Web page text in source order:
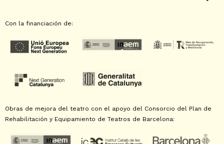
Con la financiación de:
Obras de mejora del teatro con el apoyo del Consorcio del Plan de
Rehabilitación y Equipamiento de Teatros de Barcelona: